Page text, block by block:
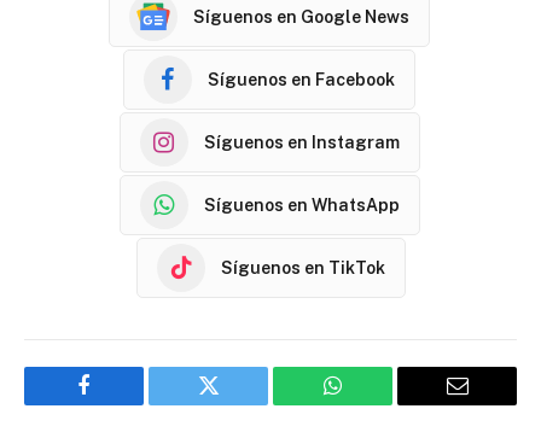
Síguenos en Google News
Síguenos en Facebook
Síguenos en Instagram
Síguenos en WhatsApp
Síguenos en TikTok
Facebook Twitter WhatsApp Email